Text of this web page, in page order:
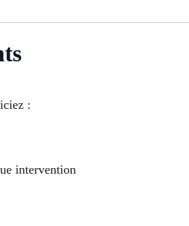
:
intervention